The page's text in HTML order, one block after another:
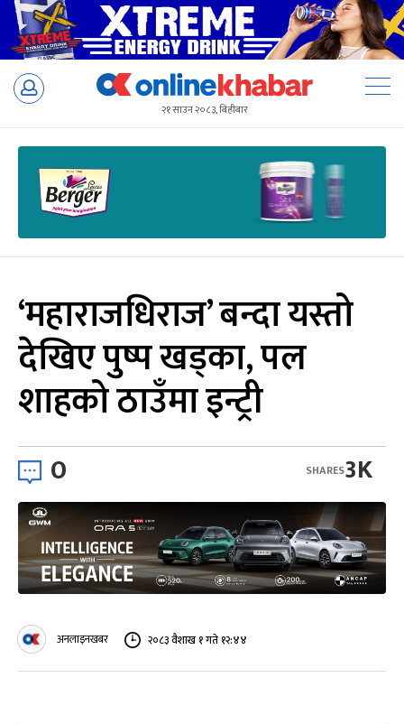
Skip
२१ साउन २०८३, बिहीबार
‘महाराजधिराज’ बन्दा यस्तो
देखिए पुष्प खड्का, पल
शाहको ठाउँमा इन्ट्री
0 3K
SHARES
अनलाइनखबर २०८३ वैशाख १ गते १२:४४